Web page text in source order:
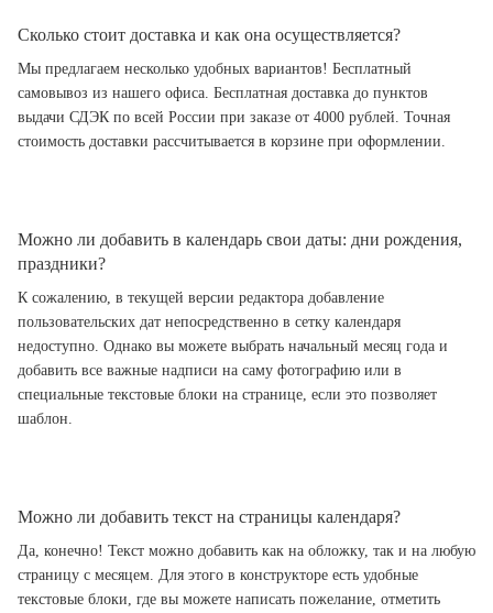
Сколько стоит доставка и как она осуществляется?
Мы предлагаем несколько удобных вариантов! Бесплатный
самовывоз из нашего офиса. Бесплатная доставка до пунктов
выдачи СДЭК по всей России при заказе от 4000 рублей. Точная
стоимость доставки рассчитывается в корзине при оформлении.
Можно ли добавить в календарь свои даты: дни рождения,
праздники?
К сожалению, в текущей версии редактора добавление
пользовательских дат непосредственно в сетку календаря
недоступно. Однако вы можете выбрать начальный месяц года и
добавить все важные надписи на саму фотографию или в
специальные текстовые блоки на странице, если это позволяет
шаблон.
Можно ли добавить текст на страницы календаря?
Да, конечно! Текст можно добавить как на обложку, так и на любую
страницу с месяцем. Для этого в конструкторе есть удобные
текстовые блоки, где вы можете написать пожелание, отметить